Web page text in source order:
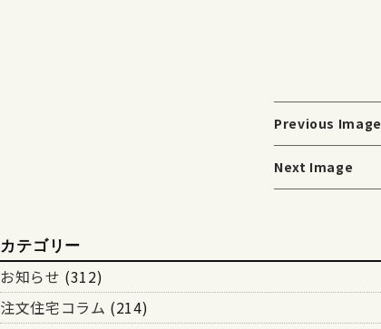
Previous Image
Next Image
カテゴリー
お知らせ (312)
注文住宅コラム (214)